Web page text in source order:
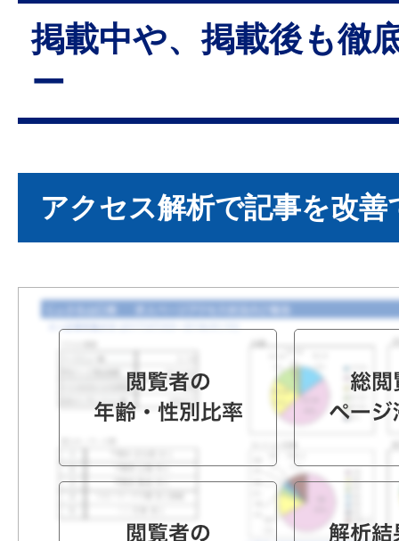
掲載中や、掲載後も徹
ー
アクセス解析で記事を改善